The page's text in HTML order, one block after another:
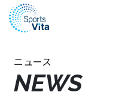
ニュース
NEWS